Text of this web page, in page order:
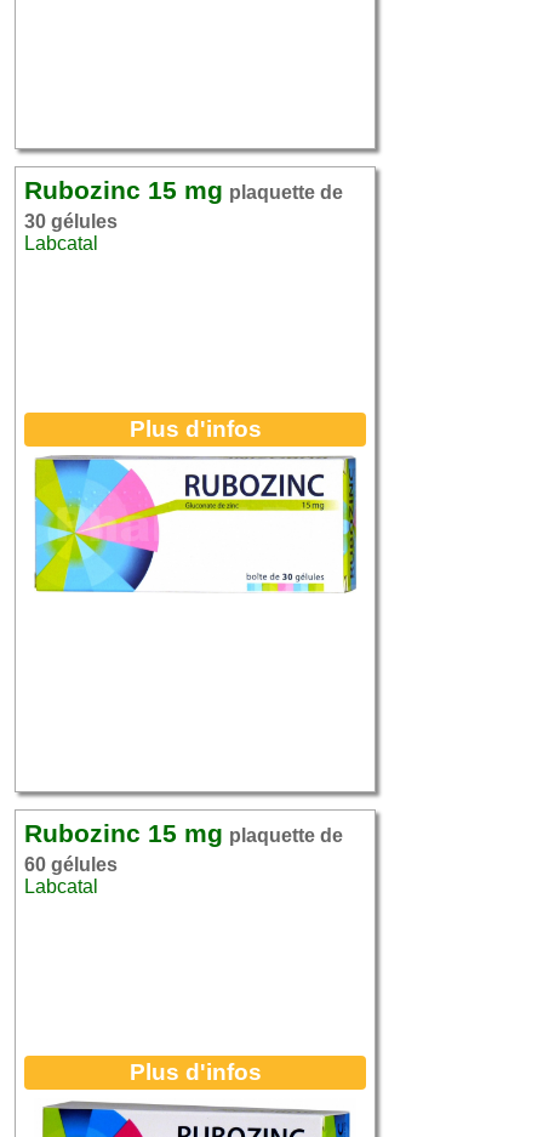
Rubozinc 15 mg plaquette de
30 gélules
Labcatal
Plus d'infos
Rubozinc 15 mg plaquette de
60 gélules
Labcatal
Plus d'infos